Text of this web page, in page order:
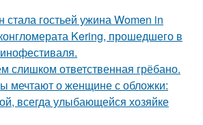
стала гостьей ужина Women in
Kering, прошедшего в
слишком ответственная грёбано.
мечтают о женщине с обложки:
всегда улыбающейся хозяйке